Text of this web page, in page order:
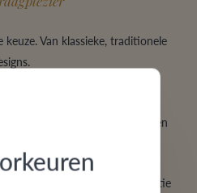
Van klassieke, traditionele
? Heb je een
ring?
door een combinatie